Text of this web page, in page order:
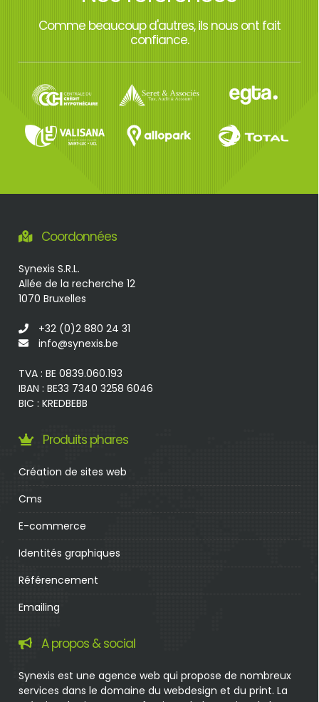
Comme beaucoup d'autres, ils nous ont fait
confiance.
Coordonnées
Synexis S.R.L.
Allée de la recherche 12
1070 Bruxelles
+32 (0)2 880 24 31
info@synexis.be
TVA : BE 0839.060.193
IBAN : BE33 7340 3258 6046
BIC : KREDBEBB
Produits phares
Création de sites web
Cms
E-commerce
Identités graphiques
Référencement
Emailing
A propos & social
Synexis est une agence web qui propose de nombreux
services dans le domaine du webdesign et du print. La